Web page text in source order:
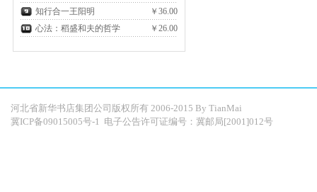
知行合一王阳明
￥36.00
心法：稻盛和夫的哲学
￥26.00
河北省新华书店集团公司版权所有 2006-2015 By TianMai
冀ICP备09015005号-1 电子公告许可证编号：冀邮局[2001]012号